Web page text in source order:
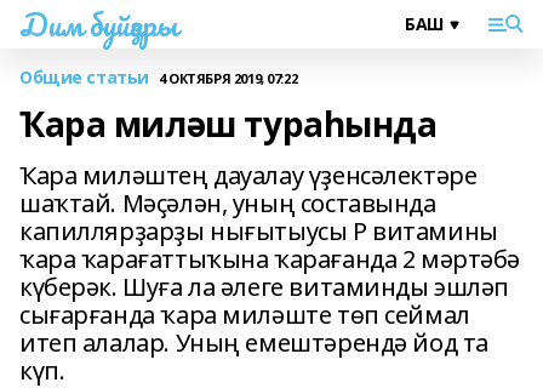
Дим буйҙары
Общие статьи 4 ОКТЯБРЯ 2019, 07:22
Ҡара миләш тураһында
Ҡара миләштең дауалау үҙенсәлектәре
шаҡтай. Мәҫәлән, уның составында
капиллярҙарҙы нығытыусы Р витамины
ҡара ҡарағаттыҡына ҡарағанда 2 мәртәбә
күберәк. Шуға ла әлеге витаминды эшләп
сығарғанда ҡара миләште төп сеймал
итеп алалар. Уның емештәрендә йод та
күп.